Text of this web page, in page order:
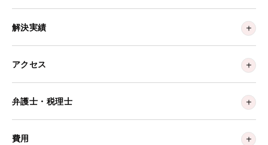
解決実績
アクセス
弁護士・税理士
費用